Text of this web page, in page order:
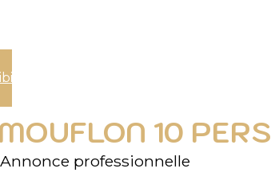
10
Annonce professionnelle